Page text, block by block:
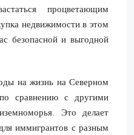
процветающим
недвижимости в этом
безопасной и выгодной
на жизнь на Северном
сравнению с другими
Это делает
иммигрантов с разным